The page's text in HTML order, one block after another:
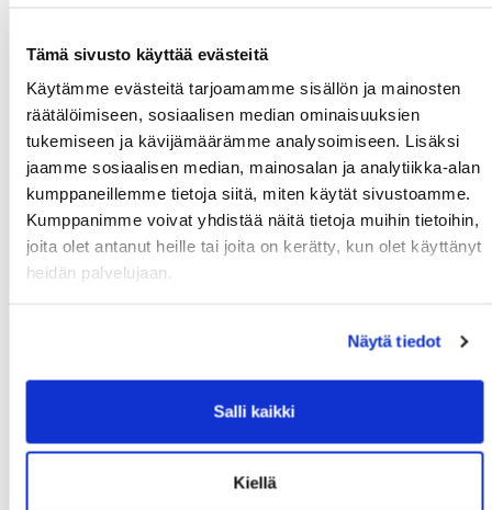
Tämä sivusto käyttää evästeitä
Käytämme evästeitä tarjoamamme sisällön ja mainosten
räätälöimiseen, sosiaalisen median ominaisuuksien
tukemiseen ja kävijämäärämme analysoimiseen. Lisäksi
jaamme sosiaalisen median, mainosalan ja analytiikka-alan
kumppaneillemme tietoja siitä, miten käytät sivustoamme.
Kumppanimme voivat yhdistää näitä tietoja muihin tietoihin,
joita olet antanut heille tai joita on kerätty, kun olet käyttänyt
heidän palvelujaan.
Näytä tiedot
Salli kaikki
Kiellä